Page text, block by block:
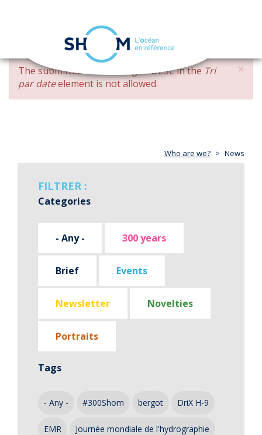
Skip
main
content
navigation
×
ERROR
MESSAGE
The submitted value changed DESCin the Tri
par dateelement is not allowed.
Who are we? News
FILTRER :
Categories
- Any - 300 years
Brief Events
Newsletter Novelties
Portraits
Tags
- Any - #300Shom bergot DriX H-9
EMR Journée mondiale de l'hydrographie